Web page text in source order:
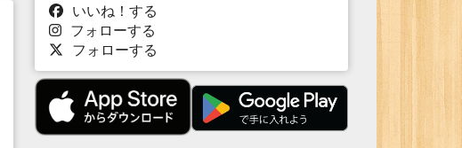
いいね！する
フォローする
フォローする